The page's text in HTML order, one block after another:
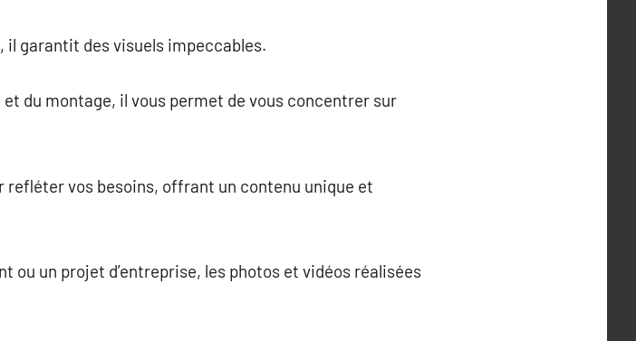
il garantit des visuels impeccables.
et du montage, il vous permet de vous concentrer sur
vos besoins, offrant un contenu unique et
ou un projet d’entreprise, les photos et vidéos réalisées